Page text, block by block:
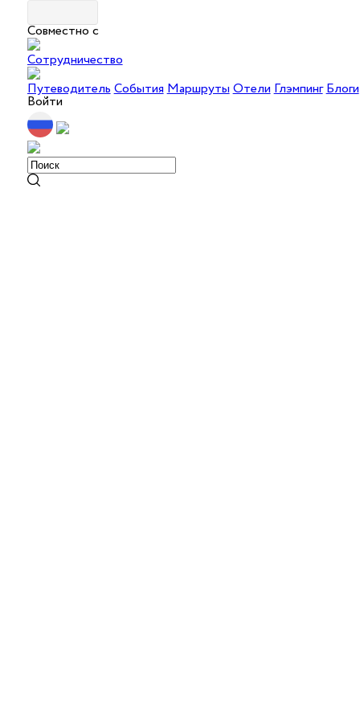
Совместно с
Сотрудничество
ПутеводительСобытияМаршрутыОтелиГлэмпингБлоги
Войти